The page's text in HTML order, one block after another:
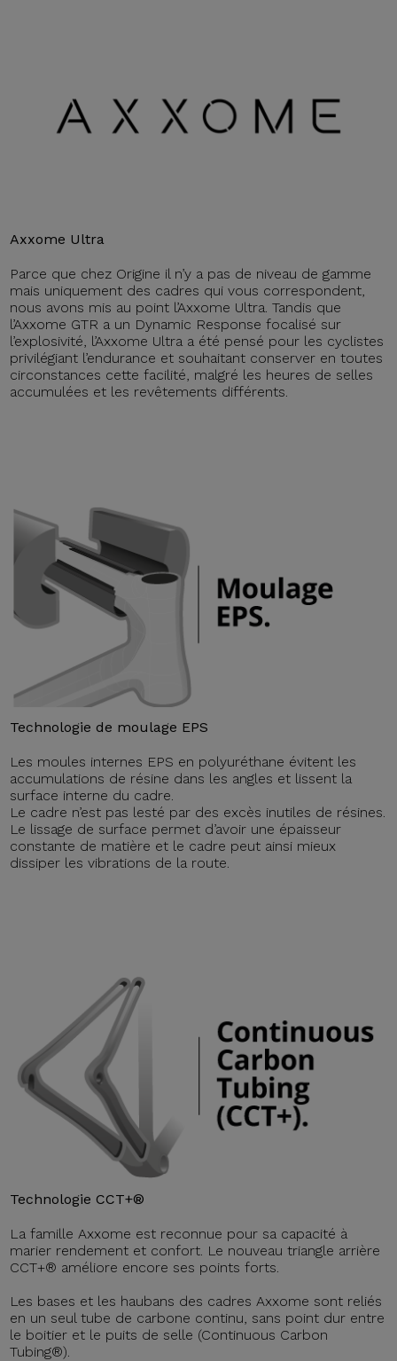
Axxome Ultra
Parce que chez Origine il n’y a pas de niveau de gamme
mais uniquement des cadres qui vous correspondent,
nous avons mis au point l’Axxome Ultra. Tandis que
l’Axxome GTR a un Dynamic Response focalisé sur
l’explosivité, l’Axxome Ultra a été pensé pour les cyclistes
privilégiant l’endurance et souhaitant conserver en toutes
circonstances cette facilité, malgré les heures de selles
accumulées et les revêtements différents.
Technologie de moulage EPS
Les moules internes EPS en polyuréthane évitent les
accumulations de résine dans les angles et lissent la
surface interne du cadre.
Le cadre n’est pas lesté par des excès inutiles de résines.
Le lissage de surface permet d’avoir une épaisseur
constante de matière et le cadre peut ainsi mieux
dissiper les vibrations de la route.
Technologie CCT+®
La famille Axxome est reconnue pour sa capacité à
marier rendement et confort. Le nouveau triangle arrière
CCT+® améliore encore ses points forts.
Les bases et les haubans des cadres Axxome sont reliés
en un seul tube de carbone continu, sans point dur entre
le boitier et le puits de selle (Continuous Carbon
Tubing®).